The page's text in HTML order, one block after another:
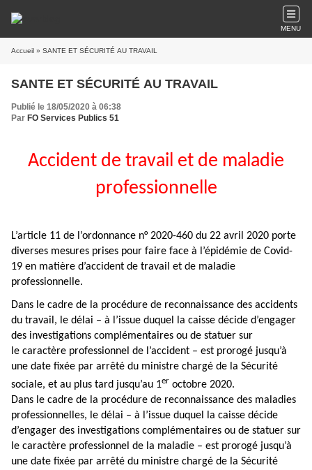
MENU
Accueil » SANTE ET SÉCURITÉ AU TRAVAIL
SANTE ET SÉCURITÉ AU TRAVAIL
Publié le 18/05/2020 à 06:38
Par FO Services Publics 51
Accident de travail et de maladie
professionnelle
L’article 11 de l’ordonnance n° 2020-460 du 22 avril 2020 porte
diverses mesures prises pour faire face à l’épidémie de Covid-
19 en matière d’accident de travail et de maladie
professionnelle.
Dans le cadre de la procédure de reconnaissance des accidents
du travail, le délai – à l’issue duquel la caisse décide d’engager
des investigations complémentaires ou de statuer sur
le caractère professionnel de l’accident – est prorogé jusqu’à
une date fixée par arrêté du ministre chargé de la Sécurité
sociale, et au plus tard jusqu’au 1er octobre 2020.
Dans le cadre de la procédure de reconnaissance des maladies
professionnelles, le délai – à l’issue duquel la caisse décide
d’engager des investigations complémentaires ou de statuer sur
le caractère professionnel de la maladie – est prorogé jusqu’à
une date fixée par arrêté du ministre chargé de la Sécurité